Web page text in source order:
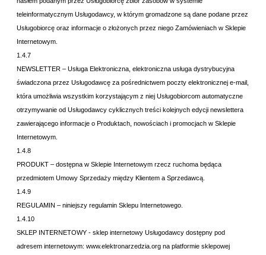
teleinformatycznym Usługodawcy, w którym gromadzone są dane podane przez
Usługobiorcę oraz informacje o złożonych przez niego Zamówieniach w Sklepie
Internetowym.
1.4.7
NEWSLETTER – Usługa Elektroniczna, elektroniczna usługa dystrybucyjna
świadczona przez Usługodawcę za pośrednictwem poczty elektronicznej e-mail,
która umożliwia wszystkim korzystającym z niej Usługobiorcom automatyczne
otrzymywanie od Usługodawcy cyklicznych treści kolejnych edycji newslettera
zawierającego informacje o Produktach, nowościach i promocjach w Sklepie
Internetowym.
1.4.8
PRODUKT – dostępna w Sklepie Internetowym rzecz ruchoma będąca
przedmiotem Umowy Sprzedaży między Klientem a Sprzedawcą.
1.4.9
REGULAMIN – niniejszy regulamin Sklepu Internetowego.
1.4.10
SKLEP INTERNETOWY - sklep internetowy Usługodawcy dostępny pod
adresem internetowym: www.elektronarzedzia.org na platformie sklepowej